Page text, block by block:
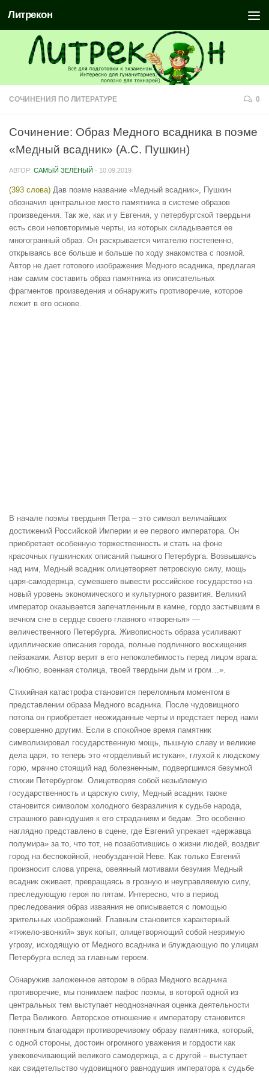
Литрекон
СОЧИНЕНИЯ ПО ЛИТЕРАТУРЕ 0
Сочинение: Образ Медного всадника в поэме
«Медный всадник» (А.С. Пушкин)
АВТОР: САМЫЙ ЗЕЛЁНЫЙ · 10.09.2019
(393 слова) Дав поэме название «Медный всадник», Пушкин
обозначил центральное место памятника в системе образов
произведения. Так же, как и у Евгения, у петербургской твердыни
есть свои неповторимые черты, из которых складывается ее
многогранный образ. Он раскрывается читателю постепенно,
открываясь все больше и больше по ходу знакомства с поэмой.
Автор не дает готового изображения Медного всадника, предлагая
нам самим составить образ памятника из описательных
фрагментов произведения и обнаружить противоречие, которое
лежит в его основе.
В начале поэмы твердыня Петра – это символ величайших
достижений Российской Империи и ее первого императора. Он
приобретает особенную торжественность и стать на фоне
красочных пушкинских описаний пышного Петербурга. Возвышаясь
над ним, Медный всадник олицетворяет петровскую силу, мощь
царя-самодержца, сумевшего вывести российское государство на
новый уровень экономического и культурного развития. Великий
император оказывается запечатленным в камне, гордо застывшим в
вечном сне в сердце своего главного «творенья» —
величественного Петербурга. Живописность образа усиливают
идиллические описания города, полные подлинного восхищения
пейзажами. Автор верит в его непоколебимость перед лицом врага:
«Люблю, военная столица, твоей твердыни дым и гром…».
Стихийная катастрофа становится переломным моментом в
представлении образа Медного всадника. После чудовищного
потопа он приобретает неожиданные черты и предстает перед нами
совершенно другим. Если в спокойное время памятник
символизировал государственную мощь, пышную славу и великие
дела царя, то теперь это «горделивый истукан», глухой к людскому
горю, мрачно стоящий над болезненным, подвергшимся безумной
стихии Петербургом. Олицетворяя собой незыблемую
государственность и царскую силу, Медный всадник также
становится символом холодного безразличия к судьбе народа,
страшного равнодушия к его страданиям и бедам. Это особенно
наглядно представлено в сцене, где Евгений упрекает «державца
полумира» за то, что тот, не позаботившись о жизни людей, воздвиг
город на беспокойной, необузданной Неве. Как только Евгений
произносит слова упрека, овеянный мотивами безумия Медный
всадник оживает, превращаясь в грозную и неуправляемую силу,
преследующую героя по пятам. Интересно, что в период
преследования образ изваяния не описывается с помощью
зрительных изображений. Главным становится характерный
«тяжело-звонкий» звук копыт, олицетворяющий собой незримую
угрозу, исходящую от Медного всадника и блуждающую по улицам
Петербурга вслед за главным героем.
Обнаружив заложенное автором в образ Медного всадника
противоречие, мы понимаем пафос поэмы, в которой одной из
центральных тем выступает неоднозначная оценка деятельности
Петра Великого. Авторское отношение к императору становится
понятным благодаря противоречивому образу памятника, который,
с одной стороны, достоин огромного уважения и гордости как
увековечивающий великого самодержца, а с другой – выступает
как свидетельство чудовищного равнодушия императора к судьбе